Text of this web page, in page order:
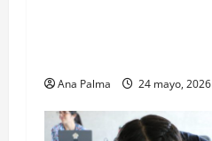
Ana Palma 24 mayo, 2026